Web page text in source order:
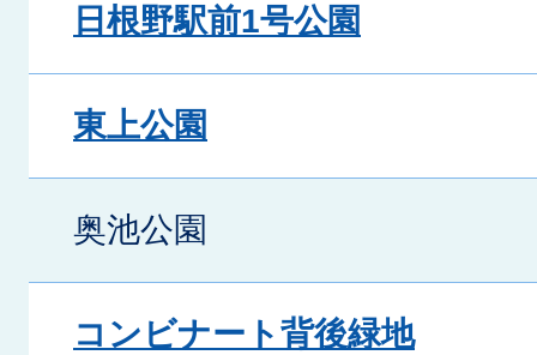
日根野駅前1号公園
東上公園
奥池公園
コンビナート背後緑地